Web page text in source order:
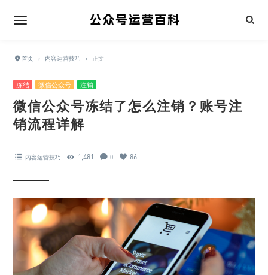
首页 › 内容运营技巧 › 正文
冻结 微信公众号 注销
微信公众号冻结了怎么注销？账号注
销流程详解
内容运营技巧 1,481 0 86